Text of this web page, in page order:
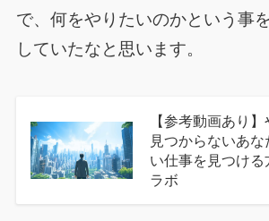
で、何をやりたいのかという事
していたなと思います。
【参考動画あり
見つからないあ
い仕事を見つける
ラボ